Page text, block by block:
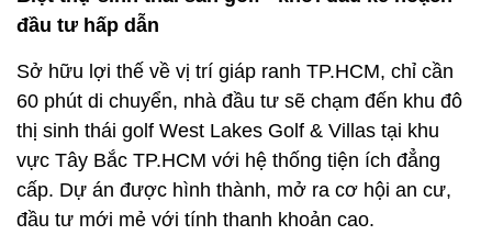
đầu tư hấp dẫn
Sở hữu lợi thế về vị trí giáp ranh TP.HCM, chỉ cần
60 phút di chuyển, nhà đầu tư sẽ chạm đến khu đô
thị sinh thái golf West Lakes Golf & Villas tại khu
vực Tây Bắc TP.HCM với hệ thống tiện ích đẳng
cấp. Dự án được hình thành, mở ra cơ hội an cư,
đầu tư mới mẻ với tính thanh khoản cao.